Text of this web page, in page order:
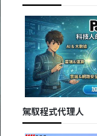
駕馭程式代理人